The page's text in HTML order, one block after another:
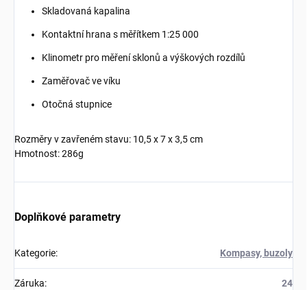
Skladovaná kapalina
Kontaktní hrana s měřítkem 1:25 000
Klinometr pro měření sklonů a výškových rozdílů
Zaměřovač ve víku
Otočná stupnice
Rozměry v zavřeném stavu: 10,5 x 7 x 3,5 cm
Hmotnost: 286g
Doplňkové parametry
Kategorie: Kompasy, buzoly
Záruka: 24